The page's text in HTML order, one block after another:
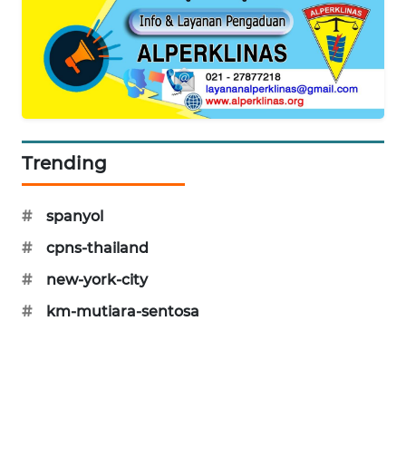
Trending
#
spanyol
#
cpns-thailand
#
new-york-city
#
km-mutiara-sentosa